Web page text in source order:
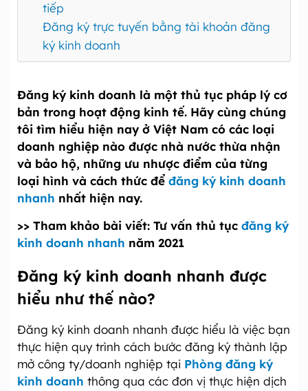
tiếp
Đăng ký trực tuyến bằng tài khoản đăng
ký kinh doanh
Đăng ký kinh doanh là một thủ tục pháp lý cơ
bản trong hoạt động kinh tế. Hãy cùng chúng
tôi tìm hiểu hiện nay ở Việt Nam có các loại
doanh nghiệp nào được nhà nước thừa nhận
và bảo hộ, những ưu nhược điểm của từng
loại hình và cách thức để đăng ký kinh doanh
nhanh nhất hiện nay.
>> Tham khảo bài viết: Tư vấn thủ tục đăng ký
kinh doanh nhanh năm 2021
Đăng ký kinh doanh nhanh được
hiểu như thế nào?
Đăng ký kinh doanh nhanh được hiểu là việc bạn
thực hiện quy trình cách bước đăng ký thành lập
mở công ty/doanh nghiệp tại Phòng đăng ký
kinh doanh thông qua các đơn vị thực hiện dịch